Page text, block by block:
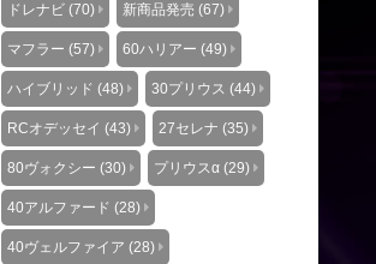
ドレナビ (70) 新商品発売 (67)
マフラー (57) 60ハリアー (49)
ハイブリッド (48) 30プリウス (44)
RCオデッセイ (43) 27セレナ (35)
80ヴォクシー (30) プリウスα (29)
40アルファード (28)
40ヴェルファイア (28)